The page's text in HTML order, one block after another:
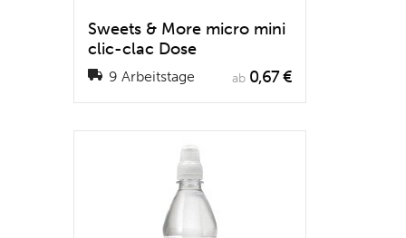
Sweets & More micro mini
clic-clac Dose
9 Arbeitstage ab 0,67 €